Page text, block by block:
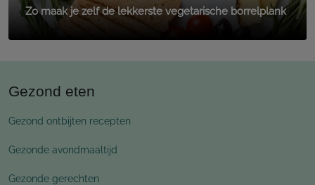
Zo maak je zelf de lekkerste vegetarische borrelplank
Gezond eten
Gezond ontbijten recepten
Gezonde avondmaaltijd
Gezonde gerechten